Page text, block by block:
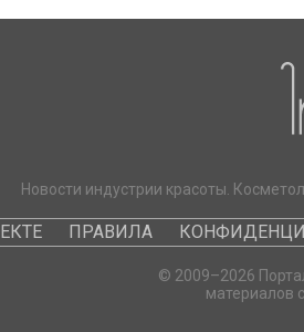
Новости индустрии красоты.
ПРАВИЛА
© 2009–2026
материалов